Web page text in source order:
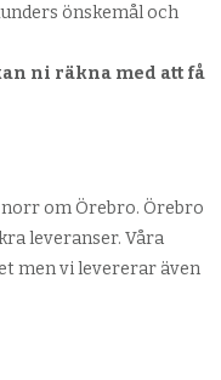
önskemål och
ni räkna med att få
om Örebro. Örebro
leveranser. Våra
men vi levererar även